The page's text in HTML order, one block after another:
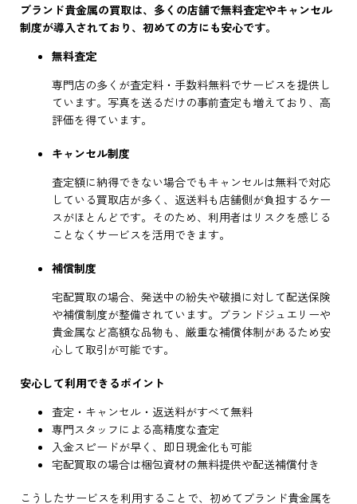
ブランド貴金属の買取は、多くの店舗で無料査定やキャンセル
制度が導入されており、初めての方にも安心です。
無料査定
専門店の多くが査定料・手数料無料でサービスを提供し
ています。写真を送るだけの事前査定も増えており、高
評価を得ています。
キャンセル制度
査定額に納得できない場合でもキャンセルは無料で対応
している買取店が多く、返送料も店舗側が負担するケー
スがほとんどです。そのため、利用者はリスクを感じる
ことなくサービスを活用できます。
補償制度
宅配買取の場合、発送中の紛失や破損に対して配送保険
や補償制度が整備されています。ブランドジュエリーや
貴金属など高額な品物も、厳重な補償体制があるため安
心して取引が可能です。
安心して利用できるポイント
査定・キャンセル・返送料がすべて無料
専門スタッフによる高精度な査定
入金スピードが早く、即日現金化も可能
宅配買取の場合は梱包資材の無料提供や配送補償付き
こうしたサービスを利用することで、初めてブランド貴金属を